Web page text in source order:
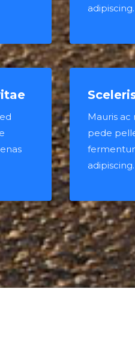
adipiscing.
Mauris ac
pede
adipiscing.